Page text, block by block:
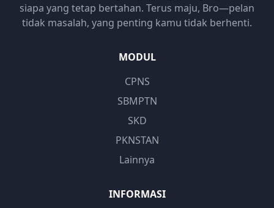
siapa yang tetap bertahan. Terus maju, Bro—pelan
tidak masalah, yang penting kamu tidak berhenti.
MODUL
CPNS
SBMPTN
SKD
PKNSTAN
Lainnya
INFORMASI